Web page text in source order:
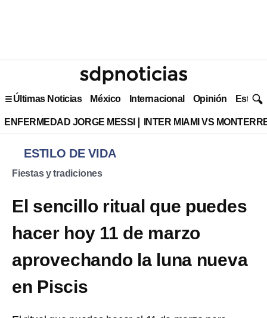
Últimas Noticias México Internacional Opinión Estilo
ENFERMEDAD JORGE MESSI INTER MIAMI VS
ESTILO DE VIDA
Fiestas y tradiciones
El sencillo ritual que puedes
hacer hoy 11 de marzo
aprovechando la luna nueva
en Piscis